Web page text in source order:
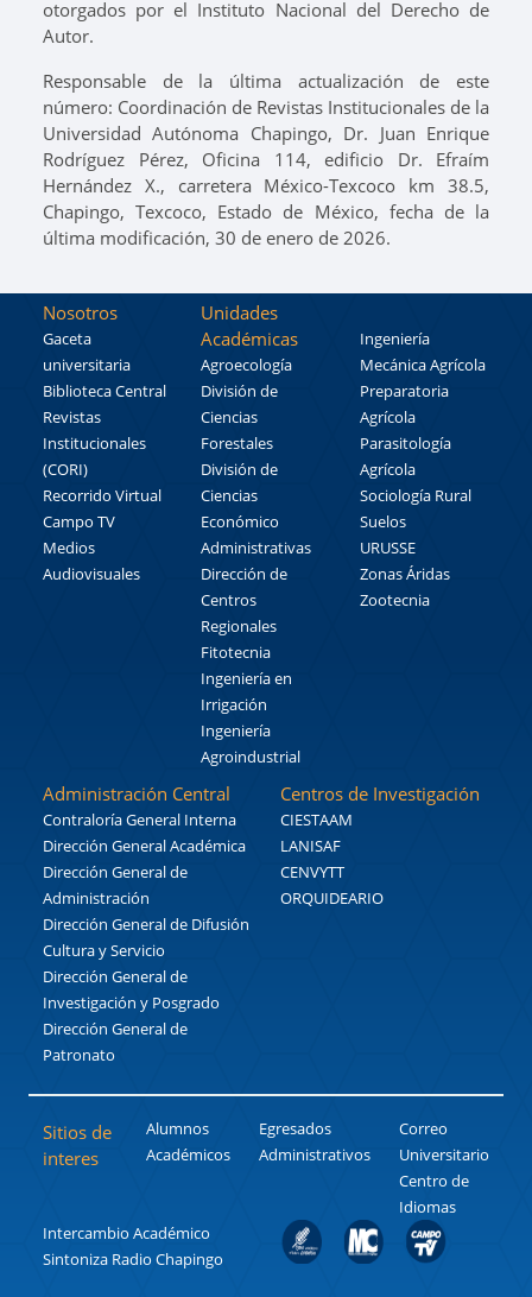
otorgados por el Instituto Nacional del Derecho de
Autor.
Responsable de la última actualización de este
número: Coordinación de Revistas Institucionales de la
Universidad Autónoma Chapingo, Dr. Juan Enrique
Rodríguez Pérez, Oficina 114, edificio Dr. Efraím
Hernández X., carretera México-Texcoco km 38.5,
Chapingo, Texcoco, Estado de México, fecha de la
última modificación, 30 de enero de 2026.
Nosotros
Gaceta
universitaria
Biblioteca Central
Revistas
Institucionales
(CORI)
Recorrido Virtual
Campo TV
Medios
Audiovisuales
Unidades
Académicas
Agroecología
División de
Ciencias
Forestales
División de
Ciencias
Económico
Administrativas
Dirección de
Centros
Regionales
Fitotecnia
Ingeniería en
Irrigación
Ingeniería
Agroindustrial
Ingeniería
Mecánica Agrícola
Preparatoria
Agrícola
Parasitología
Agrícola
Sociología Rural
Suelos
URUSSE
Zonas Áridas
Zootecnia
Administración Central
Contraloría General Interna
Dirección General Académica
Dirección General de
Administración
Dirección General de Difusión
Cultura y Servicio
Dirección General de
Investigación y Posgrado
Dirección General de
Patronato
Centros de Investigación
CIESTAAM
LANISAF
CENVYTT
ORQUIDEARIO
Sitios de
interes
Alumnos
Académicos
Egresados
Administrativos
Correo
Universitario
Centro de
Idiomas
Intercambio Académico
Sintoniza Radio Chapingo